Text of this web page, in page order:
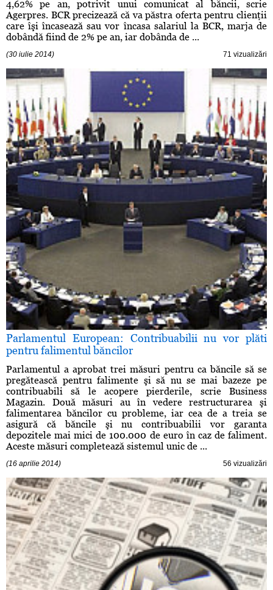
4,62% pe an, potrivit unui comunicat al băncii, scrie
Agerpres. BCR precizează că va păstra oferta pentru clienţii
care îşi încasează sau vor încasa salariul la BCR, marja de
dobândă fiind de 2% pe an, iar dobânda de ...
(30 iulie 2014) 71 vizualizări
Parlamentul European: Contribuabilii nu vor plăti
pentru falimentul băncilor
Parlamentul a aprobat trei măsuri pentru ca băncile să se
pregătească pentru falimente şi să nu se mai bazeze pe
contribuabili să le acopere pierderile, scrie Business
Magazin. Două măsuri au în vedere restructurarea şi
falimentarea băncilor cu probleme, iar cea de a treia se
asigură că băncile şi nu contribuabilii vor garanta
depozitele mai mici de 100.000 de euro în caz de faliment.
Aceste măsuri completează sistemul unic de ...
(16 aprilie 2014) 56 vizualizări